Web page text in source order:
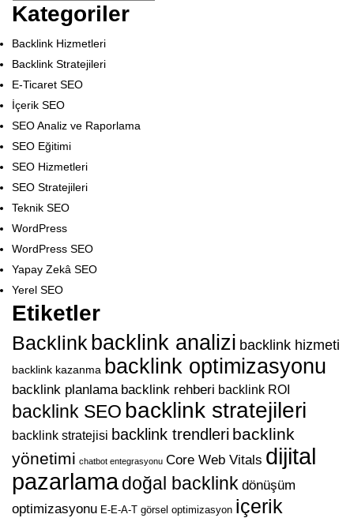
Kategoriler
Backlink Hizmetleri
Backlink Stratejileri
E-Ticaret SEO
İçerik SEO
SEO Analiz ve Raporlama
SEO Eğitimi
SEO Hizmetleri
SEO Stratejileri
Teknik SEO
WordPress
WordPress SEO
Yapay Zekâ SEO
Yerel SEO
Etiketler
Backlink backlink analizi backlink hizmeti
backlink kazanma backlink optimizasyonu
backlink planlama backlink rehberi backlink ROI
backlink SEO backlink stratejileri
backlink stratejisi backlink trendleri backlink
yönetimi chatbot entegrasyonu Core Web Vitals dijital
pazarlamadoğal backlink dönüşüm
optimizasyonu E-E-A-T görsel optimizasyon içerik